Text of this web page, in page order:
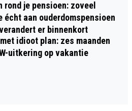
rond je pensioen: zoveel
écht aan ouderdomspensioen
er binnenkort
idioot plan: zes maanden
uitkering op vakantie